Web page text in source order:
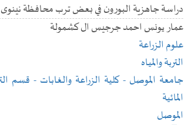
دراسة جاهزية البورون في بعض ترب محافظة
عمار يونس احمد جرجيس ال كشمولة
علوم الزراعة
التربة والمياه
جامعة الموصل - كلية الزراعة والغابات - قسم
المائية
الموصل